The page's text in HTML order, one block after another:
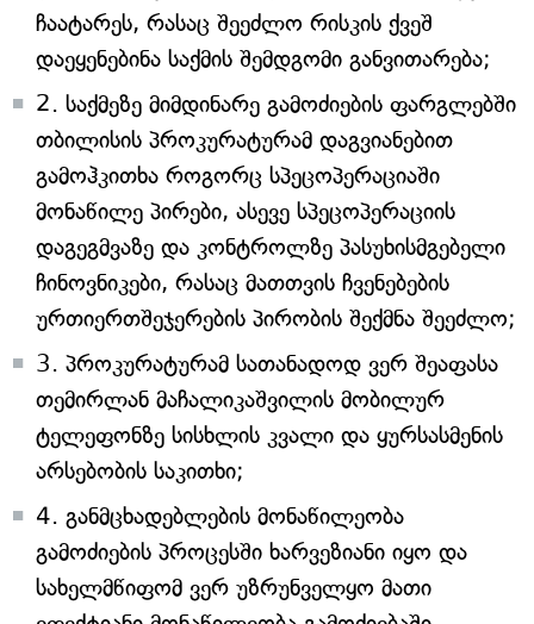
ჩაატარეს, რასაც შეეძლო რისკის ქვეშ
დაეყენებინა საქმის შემდგომი განვითარება;
2. საქმეზე მიმდინარე გამოძიების ფარგლებში
თბილისის პროკურატურამ დაგვიანებით
გამოჰკითხა როგორც სპეცოპერაციაში
მონაწილე პირები, ასევე სპეცოპერაციის
დაგეგმვაზე და კონტროლზე პასუხისმგებელი
ჩინოვნიკები, რასაც მათთვის ჩვენებების
ურთიერთშეჯერების პირობის შექმნა შეეძლო;
3. პროკურატურამ სათანადოდ ვერ შეაფასა
თემირლან მაჩალიკაშვილის მობილურ
ტელეფონზე სისხლის კვალი და ყურსასმენის
არსებობის საკითხი;
4. განმცხადებლების მონაწილეობა
გამოძიების პროცესში ხარვეზიანი იყო და
სახელმწიფომ ვერ უზრუნველყო მათი